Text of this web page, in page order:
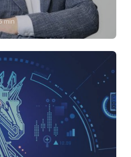
min